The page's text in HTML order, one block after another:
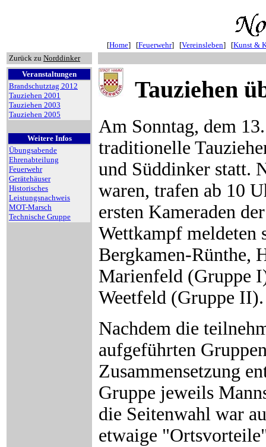
[Home] [Feuerwehr] [Vereinsleben] [Kunst &
Zurück zu Norddinker
Veranstaltungen
Brandschutztag 2012
Tauziehen 2001
Tauziehen 2003
Tauziehen 2005
Weitere Infos
Übungsabende
Ehrenabteilung
Feuerwehr
Gerätehäuser
Historisches
Leistungsnachweis
MOT-Marsch
Technische Gruppe
Tauziehen
Am Sonntag, dem
traditionelle
und Süddinker statt.
waren, trafen ab 10
ersten Kameraden
Wettkampf meldeten
Bergkamen-Rünthe,
Marienfeld (Gruppe
Weetfeld (Gruppe II).
Nachdem die
aufgeführten
Zusammensetzung
Gruppe jeweils
die Seitenwahl war
etwaige